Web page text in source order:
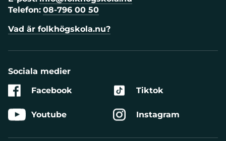
Telefon: 08-796 00 50
Vad är folkhögskola.nu?
Sociala medier
Facebook
Youtube
Tiktok
Instagram